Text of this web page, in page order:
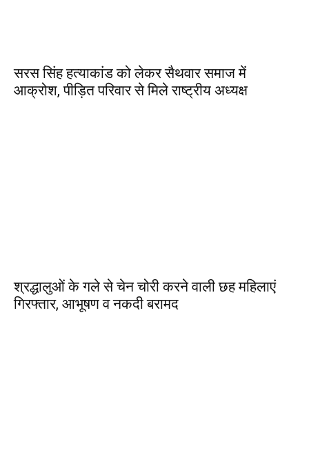
सरस सिंह हत्याकांड को लेकर सैथवार समाज में
आक्रोश, पीड़ित परिवार से मिले राष्ट्रीय अध्यक्ष
श्रद्धालुओं के गले से चेन चोरी करने वाली छह महिलाएं
गिरफ्तार, आभूषण व नकदी बरामद